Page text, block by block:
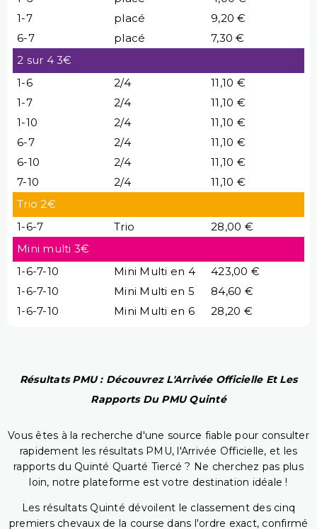
1-7
placé
9,20 €
6-7
placé
7,30 €
2 sur 4 3€
1-6
2/4
11,10 €
1-7
2/4
11,10 €
1-10
2/4
11,10 €
6-7
2/4
11,10 €
6-10
2/4
11,10 €
7-10
2/4
11,10 €
Trio 2€
1-6-7
Trio
28,00 €
Mini multi 3€
1-6-7-10
Mini Multi en 4
423,00 €
1-6-7-10
Mini Multi en 5
84,60 €
1-6-7-10
Mini Multi en 6 28,20 €
Résultats PMU : Découvrez L'Arrivée Officielle Et Les
Rapports Du PMU Quinté
Vous êtes à la recherche d'une source fiable pour consulter
rapidement les résultats PMU, l'Arrivée Officielle, et les
rapports du Quinté Quarté Tiercé ? Ne cherchez pas plus
loin, notre plateforme est votre destination idéale !
Les résultats Quinté dévoilent le classement des cinq
premiers chevaux de la course dans l'ordre exact, confirmé